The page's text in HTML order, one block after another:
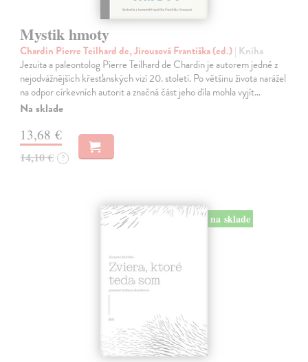
Mystik hmoty
Chardin Pierre Teilhard de, Jirousová Františka (ed.)| Kniha
Jezuita a paleontolog Pierre Teilhard de Chardin je autorem jedné z
nejodvážnějších křesťanských vizí 20. století. Po většinu života narážel
na odpor církevních autorit a značná část jeho díla mohla vyjít…
Na sklade
13,68 €
14,10 € ?
na sklade